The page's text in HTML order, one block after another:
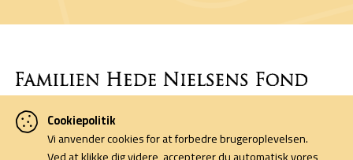
Denne side er finansieret af Familien Hede Nielsens Fond og drives
af foreningen Horsens Billeders Venner.
Cookiepolitik
Vi anvender cookies for at forbedre brugeroplevelsen.